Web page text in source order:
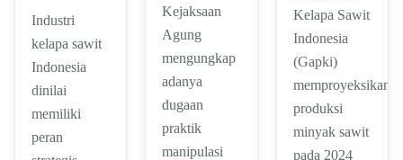
Industri
kelapa sawit
Indonesia
dinilai
memiliki
peran
Kejaksaan
Agung
mengungkap
adanya
dugaan
praktik
manipulasi
Kelapa Sawit
Indonesia
(Gapki)
memproyeksikan
produksi
minyak sawit
pada 2024